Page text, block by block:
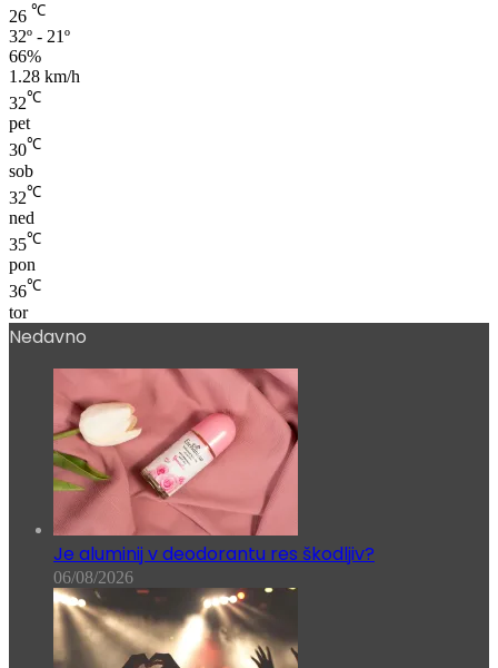
26 ℃
32º - 21º
66%
1.28 km/h
32℃
pet
30℃
sob
32℃
ned
35℃
pon
36℃
tor
Nedavno
Je aluminij v deodorantu res škodljiv?
06/08/2026